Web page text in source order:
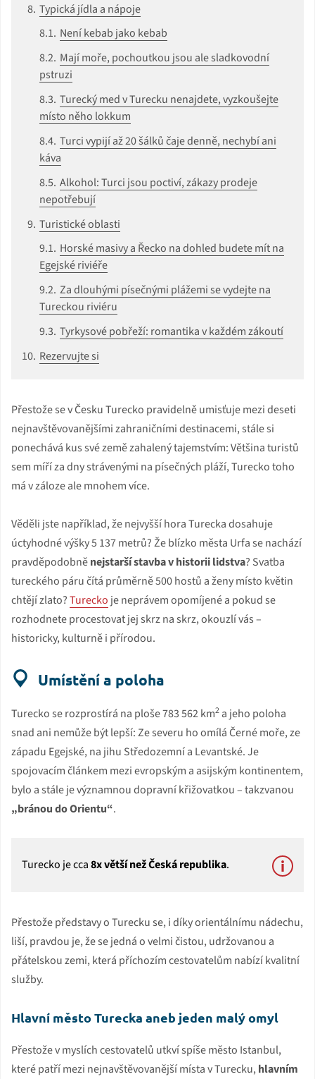
Typická jídla a nápoje
Není kebab jako kebab
Mají moře, pochoutkou jsou ale sladkovodní
pstruzi
Turecký med v Turecku nenajdete, vyzkoušejte
místo něho lokkum
Turci vypijí až 20 šálků čaje denně, nechybí ani
káva
Alkohol: Turci jsou poctiví, zákazy prodeje
nepotřebují
Turistické oblasti
Horské masivy a Řecko na dohled budete mít na
Egejské riviéře
Za dlouhými písečnými plážemi se vydejte na
Tureckou riviéru
Tyrkysové pobřeží: romantika v každém zákoutí
Rezervujte si
Přestože se v Česku Turecko pravidelně umisťuje mezi deseti
nejnavštěvovanějšími zahraničními destinacemi, stále si
ponechává kus své země zahalený tajemstvím: Většina turistů
sem míří za dny strávenými na písečných pláží, Turecko toho
má v záloze ale mnohem více.
Věděli jste například, že nejvyšší hora Turecka dosahuje
úctyhodné výšky 5 137 metrů? Že blízko města Urfa se nachází
pravděpodobněnejstarší stavba v historii lidstva? Svatba
tureckého páru čítá průměrně 500 hostů a ženy místo květin
chtějí zlato?Turecko je neprávem opomíjené a pokud se
rozhodnete procestovat jej skrz na skrz, okouzlí vás –
historicky, kulturně i přírodou.
Umístění a poloha
Turecko se rozprostírá na ploše 783 562 km2 a jeho poloha
snad ani nemůže být lepší: Ze severu ho omílá Černé moře, ze
západu Egejské, na jihu Středozemní a Levantské. Je
spojovacím článkem mezi evropským a asijským kontinentem,
bylo a stále je významnou dopravní křižovatkou – takzvanou
„bránou do Orientu“.
Turecko je cca8x větší než Česká republika.
Přestože představy o Turecku se, i díky orientálnímu nádechu,
liší, pravdou je, že se jedná o velmi čistou, udržovanou a
přátelskou zemi, která příchozím cestovatelům nabízí kvalitní
služby.
Hlavní město Turecka aneb jeden malý omyl
Přestože v myslích cestovatelů utkví spíše město Istanbul,
které patří mezi nejnavštěvovanější místa v Turecku, hlavním